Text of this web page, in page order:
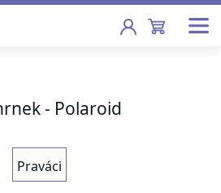
poukazy
- Polaroid
Praváci